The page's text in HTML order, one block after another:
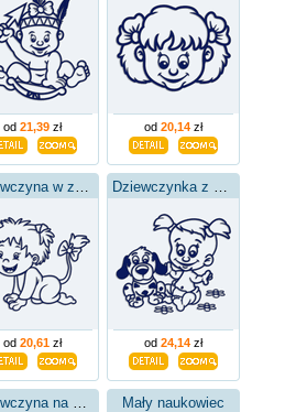
od 21,39 zł od 20,14 zł
od 20,61 zł od 24,14 zł
Mały naukowiec